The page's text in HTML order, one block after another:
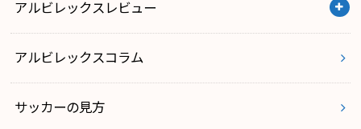
アルビレックスレビュー
アルビレックスコラム
サッカーの見方